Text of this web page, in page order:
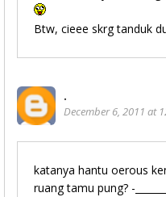
Btw, cieee skrg tanduk
.
December 6, 2011 at
katanya hantu oerous
ruang tamu pung? -